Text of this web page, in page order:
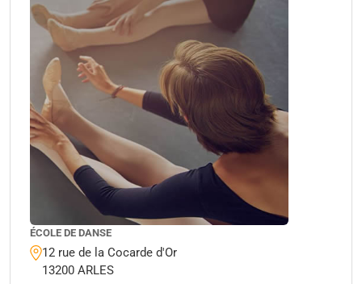
ÉCOLE DE DANSE
12 rue de la Cocarde d'Or
13200 ARLES